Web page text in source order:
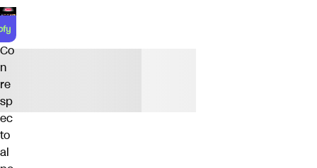
Co
n
re
sp
ec
to
al